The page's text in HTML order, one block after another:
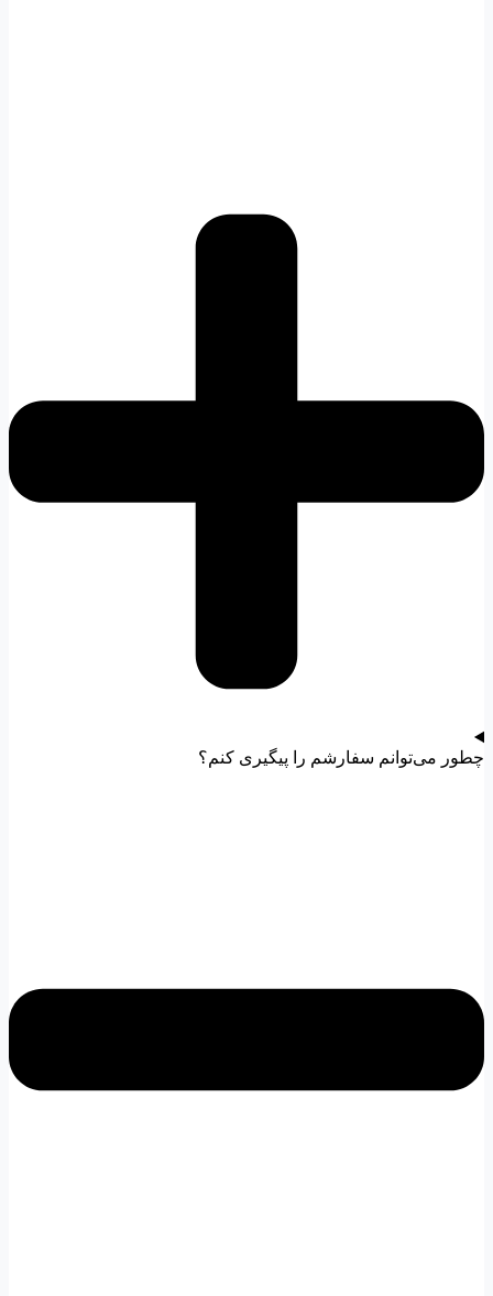
چطور می‌توانم سفارشم را پیگیری کنم؟